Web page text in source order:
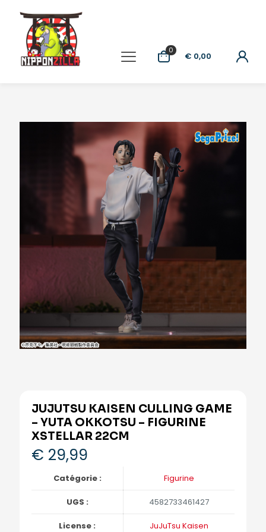
0
€ 0,00
JUJUTSU KAISEN CULLING GAME
– YUTA OKKOTSU – FIGURINE
XSTELLAR 22CM
€ 29,99
Catégorie : Figurine
UGS : 4582733461427
License : JuJuTsu Kaisen